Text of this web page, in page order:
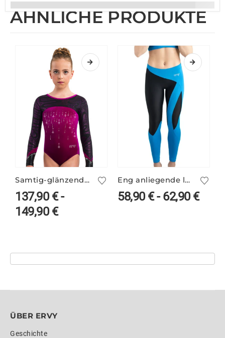
ÄHNLICHE PRODUKTE
Samtig-glänzender lila Turnanzug ELINA/5
137,90€-
149,90€
Eng anliegende lange Leggings ANDAMAN/4 – zweifarbig
58,90€-62,90€
ÜBER ERVY
Geschichte